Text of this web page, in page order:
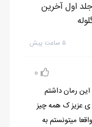
سرگرد رو راهی دریا کنم و
شام میدادم.
متفکرانه به دختری که تا
اول آخرین
۵ ساعت پیش
0
این رمان داشتم
ی عزیز ک همه چیز
میتونستم به